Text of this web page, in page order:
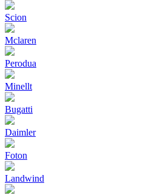
Scion
Mclaren
Perodua
Minellt
Bugatti
Daimler
Foton
Landwind